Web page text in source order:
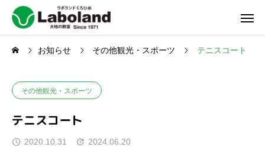
お知らせ その他観光・スポーツ テニスコート
その他観光・スポーツ
テニスコート
2020.10.31 2024.06.20